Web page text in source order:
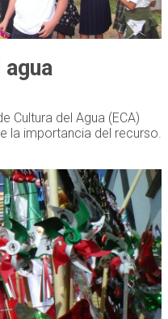
agua
Cultura del Agua (ECA)
la importancia del recurso.